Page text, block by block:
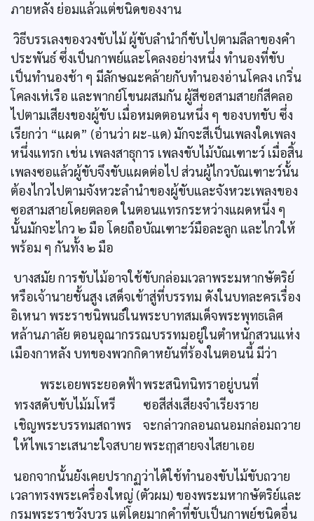
ภายหลัง ย่อมแล้วแต่ชนิดของงาน
วิธีบรรเลงของวงขับไม้ ผู้ขับลำนำก็ขับไปตามลีลาของคำ
ประพันธ์ ซึ่งเป็นกาพย์และโคลงอย่างหนึ่ง ทำนองที่ขับ
เป็นทำนองช้า ๆ มีลักษณะคล้ายกับทำนองอ่านโคลง เกริ่น
โคลงเห่เรือ และพากย์โขนผสมกัน ผู้สีซอสามสายก็สีคลอ
ไปตามเสียงของผู้ขับ เมื่อหมดตอนหนึ่ง ๆ ของบทขับ ซึ่ง
เรียกว่า “แผด” (อ่านว่า ผะ-แด) มักจะสีเป็นเพลงใดเพลง
หนึ่งแทรก เช่น เพลงสาธุการ เพลงขับไม้บัณเฑาะว์ เมื่อสิ้น
เพลงซอแล้วผู้ขับจึงขับแผดต่อไป ส่วนผู้ไกวบัณเฑาะว์นั้น
ต้องไกวไปตามจังหวะลำนำของผู้ขับและจังหวะเพลงของ
ซอสามสายโดยตลอด ในตอนแทรกระหว่างแผดหนึ่ง ๆ
นั้นมักจะไกว ๒ มือ โดยถือบัณเฑาะว์มือละลูก และไกวให้
พร้อม ๆ กันทั้ง ๒ มือ
บางสมัย การขับไม้อาจใช้ขับกล่อมเวลาพระมหากษัตริย์
หรือเจ้านายชั้นสูง เสด็จเข้าสู่ที่บรรทม ดังในบทละครเรื่อง
อิเหนา พระราชนิพนธ์ในพระบาทสมเด็จพระพุทธเลิศ
หล้านภาลัย ตอนอุณากรรณบรรทมอยู่ในตำหนักสวนแห่ง
เมืองกาหลัง บทของพวกกิดาหยันที่ร้องในตอนนี้ มีว่า
พระเอยพระยอดฟ้าพระสนิทนิทราอยู่บนที่
ทรงสดับขับไม้มโหรี
ซอสีส่งเสียงจำเรียงราย
เชิญพระบรรทมสถาพร
จะกล่าวกลอนถนอมกล่อมถวาย
ให้ไพเราะเสนาะใจสบายพระฤๅสายจงไสยาเอย
นอกจากนั้นยังเคยปรากฏว่าได้ใช้ทำนองขับไม้ขับถวาย
เวลาทรงพระเครื่องใหญ่ (ตัวผม) ของพระมหากษัตริย์และ
กรมพระราชวังบวร แต่โดยมากคำที่ขับเป็นกาพย์ชนิดอื่น